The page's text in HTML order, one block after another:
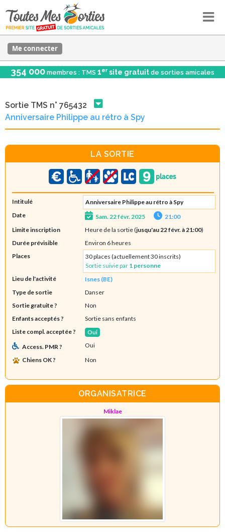
Me connecter
354 000 membres : TMS 1er site gratuit de sorties amicales
Sortie TMS n° 765432
Anniversaire Philippe au rétro à Spy
LA SORTIE
Intitulé
Anniversaire Philippe au rétro à Spy
Date
Sam. 22 févr. 2025
21:00
Limite inscription
Heure de la sortie (jusqu'au 22 févr. à 21:00)
Durée prévisible
Environ 6 heures
Places
30 places (actuellement 30 inscrits)
Sortie suivie par 1 personne
Lieu de l'activité
Isnes (BE)
Type de sortie
Danser
Sortie gratuite ?
Non
Enfants acceptés ?
Sortie sans enfants
Liste compl. acceptée ?
Oui
Access. PMR ?
Oui
Chiens OK ?
Non
ORGANISATRICE
Miklae